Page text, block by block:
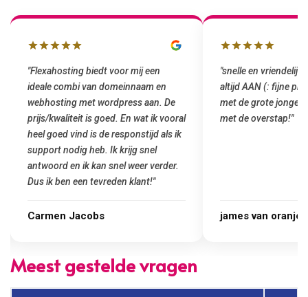
"snelle en vriendelijke service. staat
altijd AAN (: fijne prijzen vergeleken
met de grote jongens en dus nu al blij
met de overstap!"
james van oranje
"Top service. Ik had
het installeren van
was meteen door
gemaakt. Top
Marcel Thijs
Meest gestelde vragen